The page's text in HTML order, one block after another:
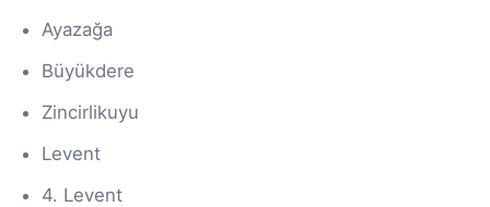
Ayazağa
Büyükdere
Zincirlikuyu
Levent
4. Levent